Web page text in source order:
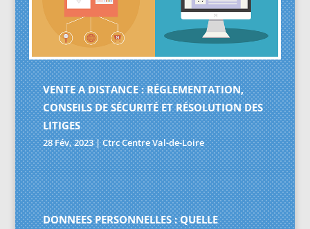
VENTE A DISTANCE : RÉGLEMENTATION,
CONSEILS DE SÉCURITÉ ET RÉSOLUTION DES
LITIGES
28 Fév, 2023|Ctrc Centre Val-de-Loire
DONNEES PERSONNELLES : QUELLE